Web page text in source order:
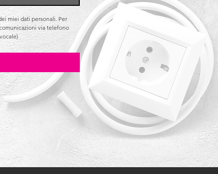
miei dati personali. Per
via telefono